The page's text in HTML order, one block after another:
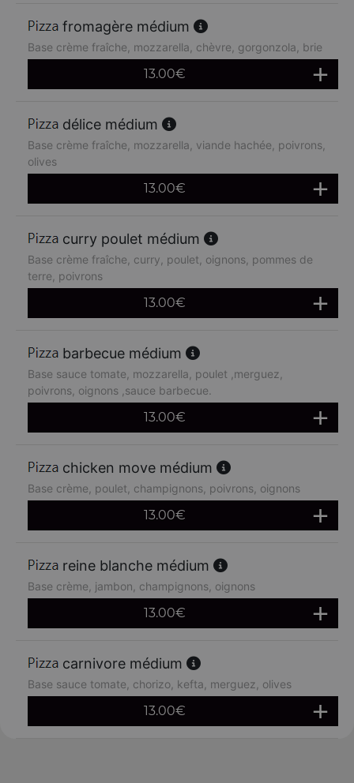
fromagère médium
Base crème fraîche, mozzarella, chèvre, gorgonzola, brie
13.00€
délice médium
Base crème fraîche, mozzarella, viande hachée, poivrons,
olives
13.00€
curry poulet médium
Base crème fraîche, curry, poulet, oignons, pommes de
terre, poivrons
13.00€
barbecue médium
Base sauce tomate, mozzarella, poulet ,merguez,
poivrons, oignons ,sauce barbecue.
13.00€
chicken move médium
Base crème, poulet, champignons, poivrons, oignons
13.00€
reine blanche médium
Base crème, jambon, champignons, oignons
13.00€
carnivore médium
Base sauce tomate, chorizo, kefta, merguez, olives
13.00€